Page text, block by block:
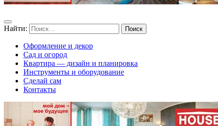
Найти:
Оформление и декор
Сад и огород
Квартира — дизайн и планировка
Инструменты и оборудование
Сделай сам
Контакты